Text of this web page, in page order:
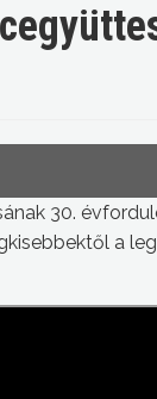
30.
a